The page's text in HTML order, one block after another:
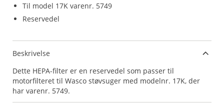
Til model 17K varenr. 5749
Reservedel
Beskrivelse
Dette HEPA-filter er en reservedel som passer til
motorfilteret til Wasco støvsuger med modelnr. 17K, der
har varenr. 5749.